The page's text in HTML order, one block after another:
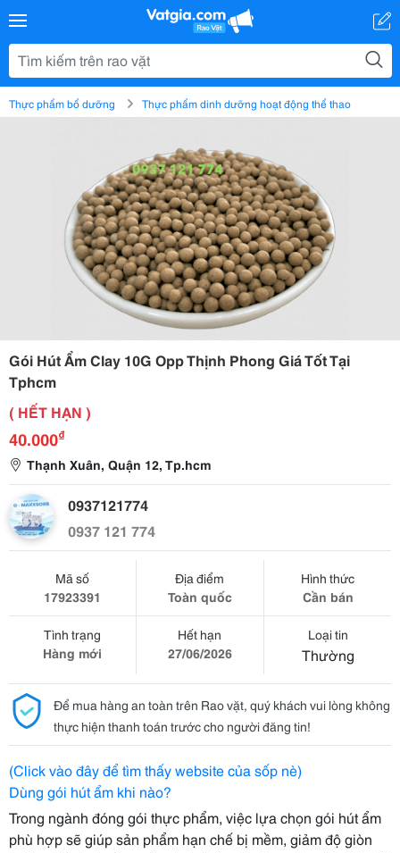
Thực phẩm bổ dưỡng Thực phẩm dinh dưỡng hoạt động thể thao
Gói Hút Ẩm Clay 10G Opp Thịnh Phong Giá Tốt Tại
Tphcm
( HẾT HẠN )
40.000₫
Thạnh Xuân, Quận 12, Tp.hcm
0937121774
0937 121 774
Mã số
17923391
Địa điểm
Toàn quốc
Hình thức
Cần bán
Tình trạng
Hàng mới
Hết hạn
27/06/2026
Loại tin
Thường
Để mua hàng an toàn trên Rao vặt, quý khách vui lòng không
thực hiện thanh toán trước cho người đăng tin!
(Click vào đây để tìm thấy website của sốp nè)
Dùng gói hút ẩm khi nào?
Trong ngành đóng gói thực phẩm, việc lựa chọn gói hút ẩm
phù hợp sẽ giúp sản phẩm hạn chế bị mềm, giảm độ giòn